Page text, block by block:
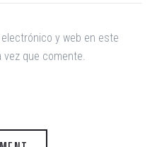
y web en este
vez que comente.